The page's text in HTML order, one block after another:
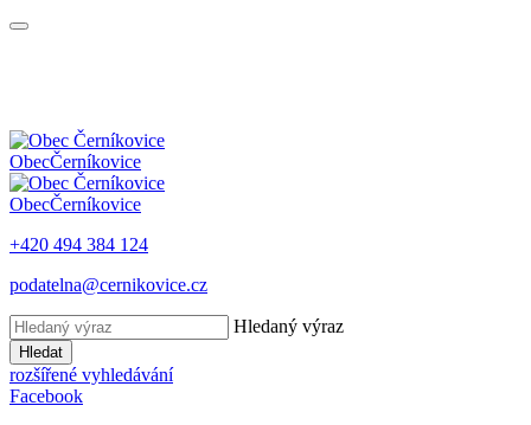
ObecČerníkovice
ObecČerníkovice
+420 494 384 124
podatelna@cernikovice.cz
Hledaný výraz
Hledat
rozšířené vyhledávání
Facebook